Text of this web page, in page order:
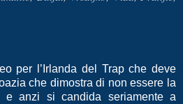
per l’Irlanda del Trap che deve
che dimostra di non essere la
e anzi si candida seriamente a